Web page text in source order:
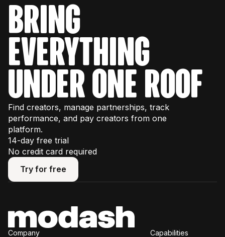
bring
everything
under one roof
Find creators, manage partnerships, track
performance, and pay creators from one
platform.
14-day free trial
No credit card required
Try for free
Try for free
Company
Capabilities